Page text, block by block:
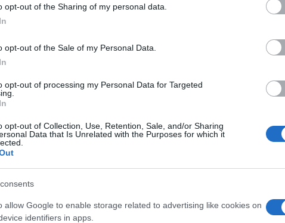
opt-out of the Sharing of my personal data.
opt-out of the Sale of my Personal Data.
opt-out of processing my Personal Data for Targeted
opt-out of Collection, Use, Retention, Sale, and/or Sharing
Data that Is Unrelated with the Purposes for which it
allow Google to enable storage related to advertising like cookies on
identifiers in apps.
Τι κρίνεται στις 26 Μαΐου; Η πορεία της Ευρώπης
Στις 26 Μαΐου ψηφίζουμε για αλλαγή πορείας και
και στην Ευρώπη. Το διακύβευμα των ευρωεκλογών
κάθε κράτος μέλος της Ε.Ε. Χώρες όπως η Ελλάδα,
επιπτώσεις της κρίσης, το αποτέλεσμα των
είναι πολύ σημαντικός και αποφασιστικός